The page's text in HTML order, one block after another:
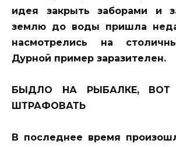
идея закрыть заборами и
землю до воды пришла
насмотрелись на
Дурной пример заразителен.
БЫДЛО НА РЫБАЛКЕ,
ШТРАФОВАТЬ
В последнее время